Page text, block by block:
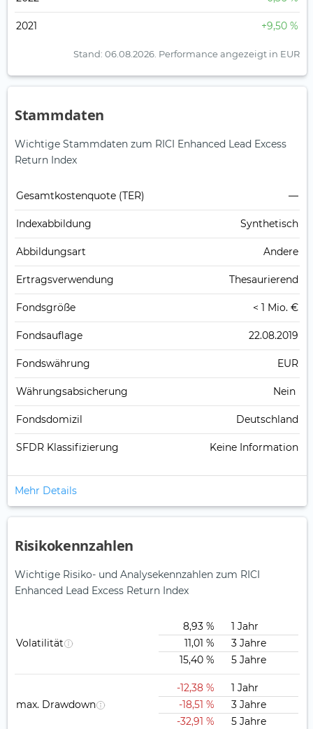
2021 +9,50 %
Stand: 06.08.2026. Performance angezeigt in EUR
Stammdaten
Wichtige Stammdaten zum RICI Enhanced Lead Excess
Return Index
Gesamt­kosten­quote (TER) —
Index­abbildung Synthetisch
Abbildungs­art Andere
Ertrags­verwendung Thesaurierend
Fonds­größe < 1 Mio. €
Fonds­auflage 22.08.2019
Fonds­währung EUR
Währungsabsicherung Nein
Fondsdomizil Deutschland
SFDR Klassifizierung Keine Information
Mehr Details
Risikokennzahlen
Wichtige Risiko- und Analysekennzahlen zum RICI
Enhanced Lead Excess Return Index
Volatilität
8,93 %
1 Jahr
11,01 %
3 Jahre
15,40 %
5 Jahre
max. Drawdown
-12,38 %
1 Jahr
-18,51 %
3 Jahre
-32,91 %
5 Jahre